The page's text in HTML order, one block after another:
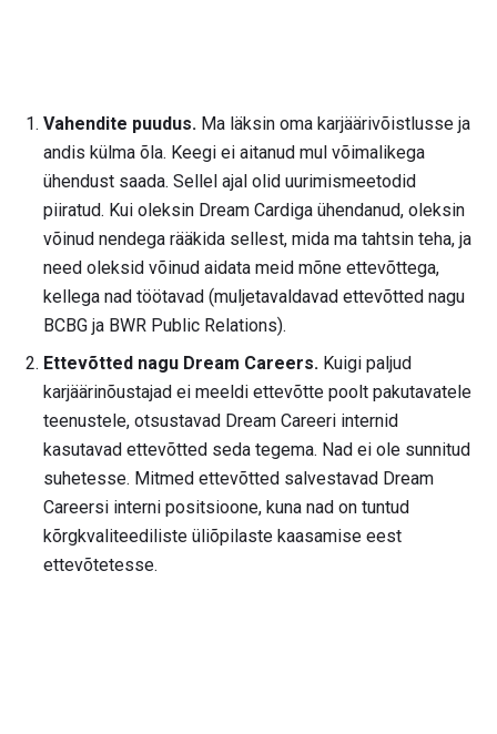
Vahendite puudus. Ma läksin oma karjäärivõistlusse ja
andis külma õla. Keegi ei aitanud mul võimalikega
ühendust saada. Sellel ajal olid uurimismeetodid
piiratud. Kui oleksin Dream Cardiga ühendanud, oleksin
võinud nendega rääkida sellest, mida ma tahtsin teha, ja
need oleksid võinud aidata meid mõne ettevõttega,
kellega nad töötavad (muljetavaldavad ettevõtted nagu
BCBG ja BWR Public Relations).
Ettevõtted nagu Dream Careers. Kuigi paljud
karjäärinõustajad ei meeldi ettevõtte poolt pakutavatele
teenustele, otsustavad Dream Careeri internid
kasutavad ettevõtted seda tegema. Nad ei ole sunnitud
suhetesse. Mitmed ettevõtted salvestavad Dream
Careersi interni positsioone, kuna nad on tuntud
kõrgkvaliteediliste üliõpilaste kaasamise eest
ettevõtetesse.